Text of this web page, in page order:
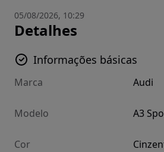
05/08/2026, 10:29
Detalhes
Informações básicas
Marca Audi
Modelo A3
Cor